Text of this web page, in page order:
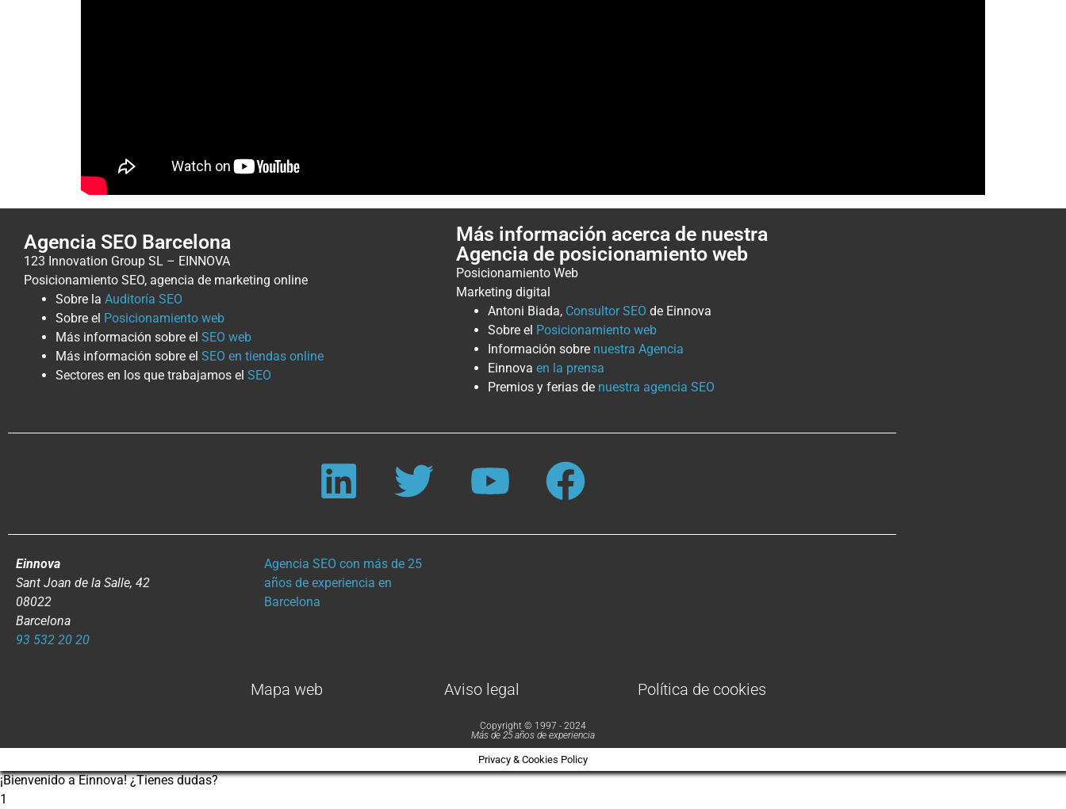
Agencia SEO Barcelona
123 Innovation Group SL – EINNOVA
Posicionamiento SEO, agencia de marketing online
Sobre la Auditoría SEO
Sobre el Posicionamiento web
Más información sobre el SEO web
Más información sobre el SEO en tiendas online
Sectores en los que trabajamos el SEO
Más información acerca de nuestra
Agencia de posicionamiento web
Posicionamiento Web
Marketing digital
Antoni Biada, Consultor SEO de Einnova
Sobre el Posicionamiento web
Información sobre nuestra Agencia
Einnovaen la prensa
Premios y ferias de nuestra agencia SEO
Einnova
Sant Joan de la Salle, 42
08022
Barcelona
93 532 20 20
Agencia SEO con más de 25
años de experiencia en
Barcelona
Mapa web Aviso legal Política de cookies
Copyright © 1997 - 2024
Más de 25 años de experiencia
Privacy & Cookies Policy
¡Bienvenido a Einnova! ¿Tienes dudas?
1